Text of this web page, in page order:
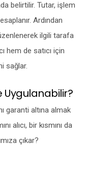
belirtilir. Tutar, işlem
Ardından
ilgili tarafa
hem de satıcı için
sağlar.
Uygulanabilir?
garanti altına almak
alıcı, bir kısmını da
çıkar?